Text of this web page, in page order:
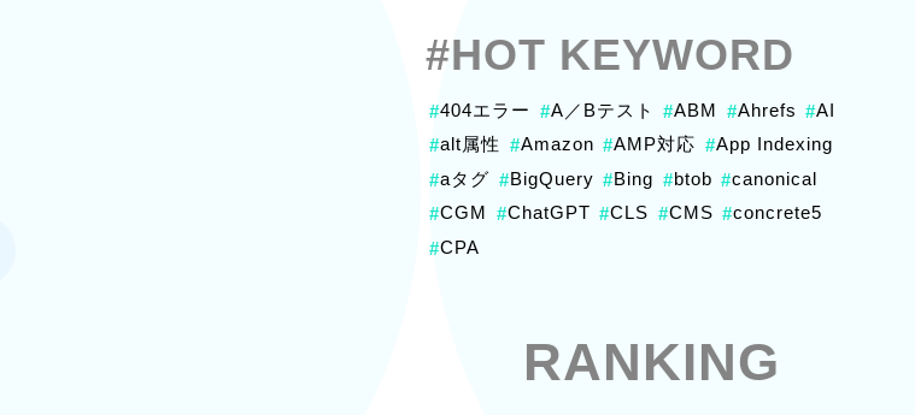
#HOT KEYWORD
#404エラー #A／Bテスト #ABM #Ahrefs #AI
#alt属性 #Amazon #AMP対応 #App Indexing
#aタグ #BigQuery #Bing #btob #canonical
#CGM #ChatGPT #CLS #CMS #concrete5
#CPA
RANKING